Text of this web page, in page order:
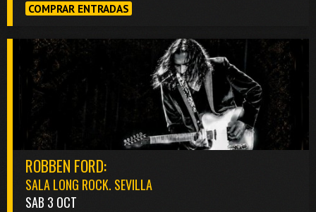
COMPRAR ENTRADAS
ROBBEN FORD:
SALA LONG ROCK. SEVILLA
SAB 3 OCT